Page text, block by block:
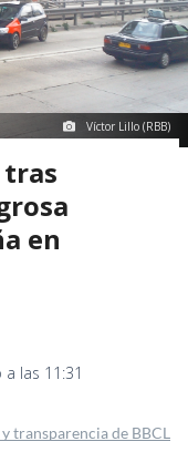
Víctor Lillo (RBB)
en
las 11:31
transparencia de BBCL